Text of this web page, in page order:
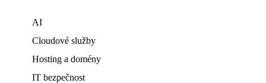
AI
Cloudové služby
Hosting a domény
IT bezpečnost